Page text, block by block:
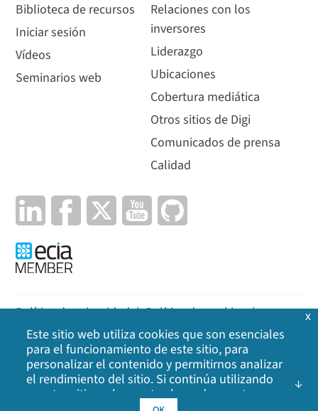
Biblioteca de recursos
Iniciar sesión
Vídeos
Seminarios web
Relaciones con los
inversores
Liderazgo
Ubicaciones
Cobertura mediática
Otros sitios de Digi
Comunicados de prensa
Calidad
Política de privacidad | Política de cookies |
Aviso legal | Mapa del sitio
©2026Digi International Inc. Todos los derechos
reservados.
Este sitio web utiliza cookies que son esenciales
para el funcionamiento de este sitio, para
personalizar el contenido y permitirnos analizar
el rendimiento del sitio. Si continúa utilizando
nuestro sitio web, acepta el uso de nuestras
x